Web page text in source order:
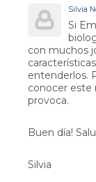
Silvia
Si
con muchos
entenderlos.
conocer este
provoca.
Buen día!
Silvia